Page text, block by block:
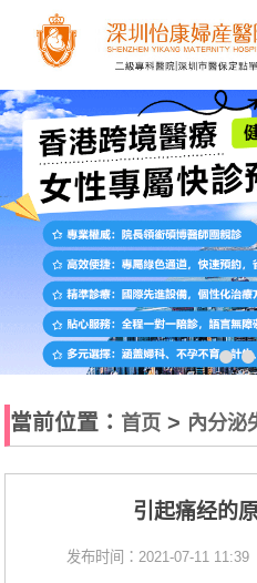
當前位置： 首页 > 內分泌
引起痛经的
发布时间：2021-07-11